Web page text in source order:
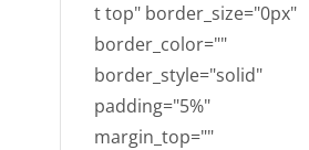
t top" border_size="0px"
border_color=""
border_style="solid"
padding="5%"
margin_top=""